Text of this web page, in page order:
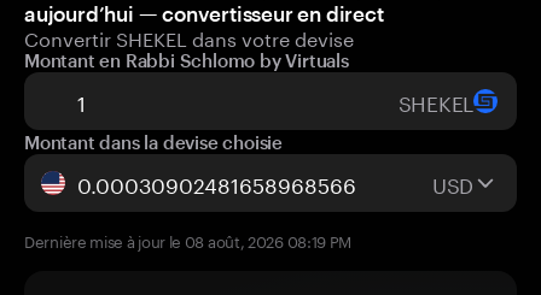
aujourd’hui — convertisseur en direct
Convertir SHEKEL dans votre devise
Montant en Rabbi Schlomo by Virtuals
SHEKEL
Montant dans la devise choisie
USD
Dernière mise à jour le 08 août, 2026 08:19 PM